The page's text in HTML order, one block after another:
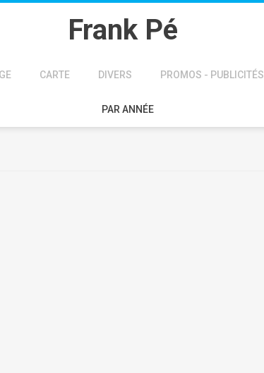
Frank Pé
CARTE DIVERS PROMOS - PUBLICITÉS
PAR ANNÉE